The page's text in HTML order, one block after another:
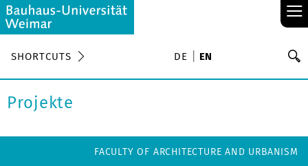
≡
SHORTCUTS DE EN
Projekte
FACULTY OF ARCHITECTURE AND URBANISM